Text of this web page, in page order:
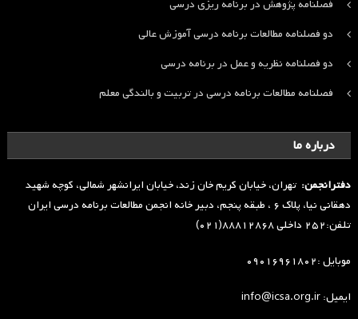
فصلنامه پژوهش در برنامه ریزی درسی
دو فصلنامه مطالعات برنامه درسی آموزش عالی
دو فصلنامه نظریه و عمل در برنامه درسی
فصلنامه مطالعات برنامه درسی در تربیت و بالندگی معلم
درباره ما
دفترانجمن: تهران، خیابان کریم خان زند، خیابان ایرانشهر شمالی، کوچه شهید
دهقانی نیا، پلاک ۶ ، طبقه پنجم، دبیر خانه انجمن مطالعات برنامه درسی ایران
تلفن:۲۵۲ داخلی ۸۸۸۱۲۸۶۸(۰۲۱)
موبایل :۰۹۰۱۶۹۶۱۸۰۲
ایمیل: info@icsa.org.ir